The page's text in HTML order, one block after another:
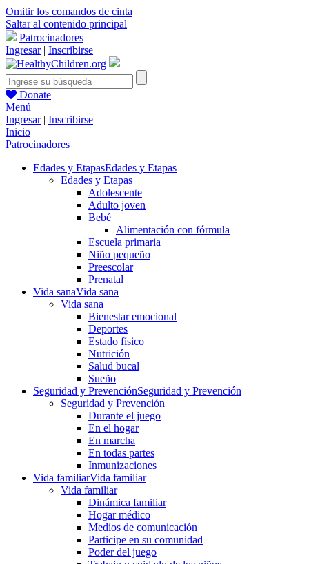
Omitir los comandos de cinta
Saltar al contenido principal
Patrocinadores
Ingresar| Inscribirse
Donate
Menú
Ingresar| Inscribirse
Inicio
Patrocinadores
Edades y EtapasEdades y Etapas
Edades y Etapas
Adolescente
Adulto joven
Bebé
Alimentación con fórmula
Escuela primaria
Niño pequeño
Preescolar
Prenatal
Vida sanaVida sana
Vida sana
Bienestar emocional
Deportes
Estado físico
Nutrición
Salud bucal
Sueño
Seguridad y PrevenciónSeguridad y Prevención
Seguridad y Prevención
Durante el juego
En el hogar
En marcha
En todas partes
Inmunizaciones
Vida familiarVida familiar
Vida familiar
Dinámica familiar
Hogar médico
Medios de comunicación
Participe en su comunidad
Poder del juego